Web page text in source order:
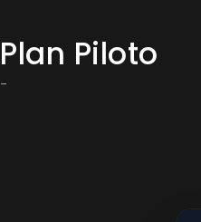
Plan Piloto
-